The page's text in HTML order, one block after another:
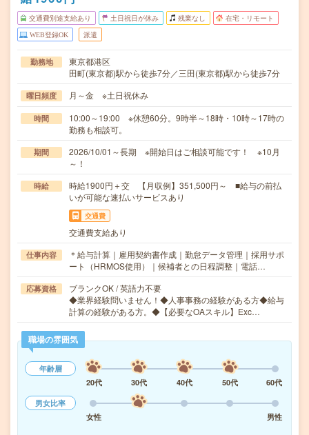
交通費別途支給あり 土日祝日が休み 残業なし 在宅・リモート
WEB登録OK 派遣
勤務地
東京都港区
田町(東京都)駅から徒歩7分／三田(東京都)駅から徒歩7分
曜日頻度 月～金 ※土日祝休み
時間
10:00～19:00 ※休憩60分。9時半～18時・10時～17時の
勤務も相談可。
期間
2026/10/01～長期 ※開始日はご相談可能です！ ※10月
～！
時給
時給1900円＋交 【月収例】351,500円～ ■給与の前払
いが可能な速払いサービスあり
交通費
交通費支給あり
仕事内容
＊給与計算｜雇用契約書作成｜勤怠データ管理｜採用サポ
ート（HRMOS使用）｜候補者との日程調整｜電話…
応募資格
ブランクOK / 英語力不要
◆業界経験問いません！◆人事事務の経験がある方◆給与
計算の経験がある方。◆【必要なOAスキル】Exc…
職場の雰囲気
年齢層
20代
30代 40代 50代
60代
男女比率
女性
男性